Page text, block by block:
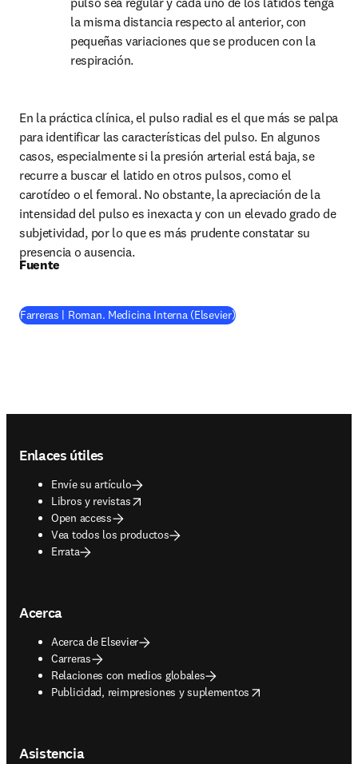
la misma distancia respecto al anterior, con
pequeñas variaciones que se producen con la
respiración.
En la práctica clínica, el pulso radial es el que más se palpa
para identificar las características del pulso. En algunos
casos, especialmente si la presión arterial está baja, se
recurre a buscar el latido en otros pulsos, como el
carotídeo o el femoral. No obstante, la apreciación de la
intensidad del pulso es inexacta y con un elevado grado de
subjetividad, por lo que es más prudente constatar su
presencia o ausencia.
Fuente
Farreras | Roman. Medicina Interna (Elsevier)(
Enlaces útiles
Envíe su artículo
Libros y revistas
opens in new tab/window
Open access
Vea todos los productos
Errata
Acerca
Acerca de Elsevier
Carreras
Relaciones con medios globales
Publicidad, reimpresiones y suplementos
opens in new tab/window
Asistencia